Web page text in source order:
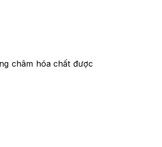
châm hóa chất được